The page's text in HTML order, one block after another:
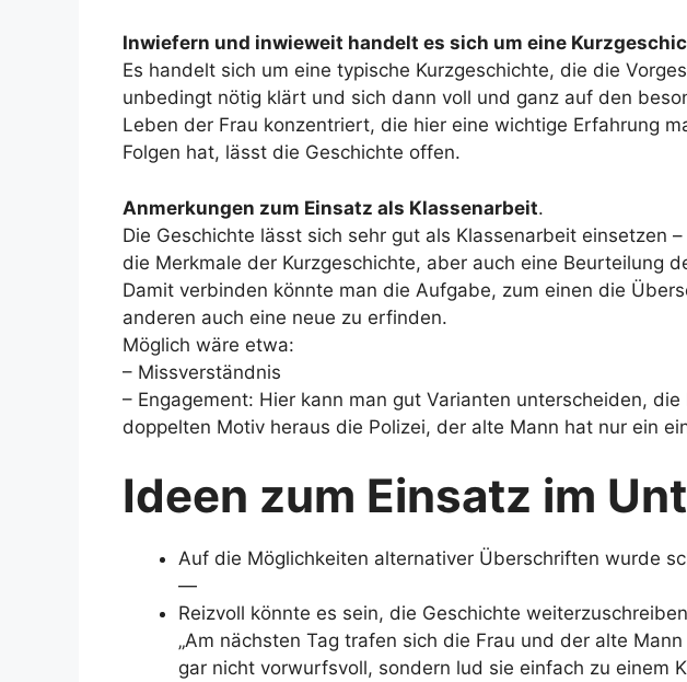
Inwiefern und inwieweit handelt es sich um eine
Es handelt sich um eine typische Kurzgeschichte, die die
unbedingt nötig klärt und sich dann voll und ganz auf den
Leben der Frau konzentriert, die hier eine wichtige Erfahrung
Folgen hat, lässt die Geschichte offen.
Anmerkungen zum Einsatz als Klassenarbeit.
Die Geschichte lässt sich sehr gut als Klassenarbeit einsetzen
die Merkmale der Kurzgeschichte, aber auch eine Beurteilung
Damit verbinden könnte man die Aufgabe, zum einen die
anderen auch eine neue zu erfinden.
Möglich wäre etwa:
– Missverständnis
– Engagement: Hier kann man gut Varianten unterscheiden,
doppelten Motiv heraus die Polizei, der alte Mann hat nur ein
Ideen zum Einsatz im
Auf die Möglichkeiten alternativer Überschriften wurde
—
Reizvoll könnte es sein, die Geschichte
„Am nächsten Tag trafen sich die Frau und der alte
gar nicht vorwurfsvoll, sondern lud sie einfach zu einem